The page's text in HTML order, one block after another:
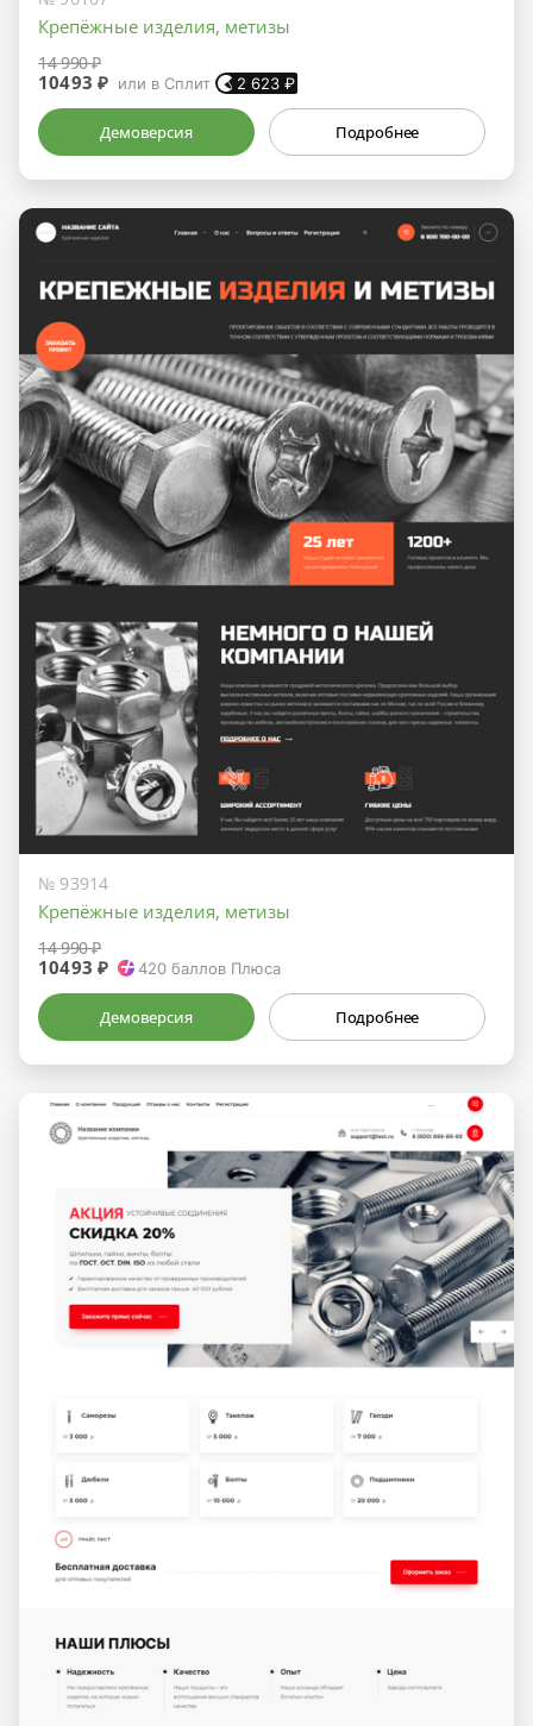
Крепёжные изделия, метизы
14 990 ₽
10493 ₽ или в Сплит 2 623 ₽
Демоверсия Подробнее
№ 93914
Крепёжные изделия, метизы
14 990 ₽
10493 ₽ 420 баллов Плюса
Демоверсия Подробнее